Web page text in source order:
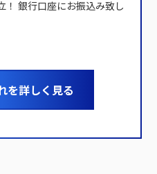
！ 銀行口座にお振込み致し
を詳しく見る